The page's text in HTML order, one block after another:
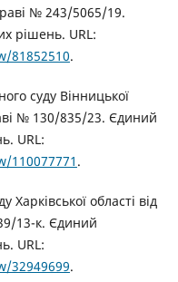
№ 243/5065/19.
рішень. URL:
81852510.
суду Вінницької
№ 130/835/23. Єдиний
URL:
110077771 .
Харківської області від
13-к. Єдиний
URL:
32949699.